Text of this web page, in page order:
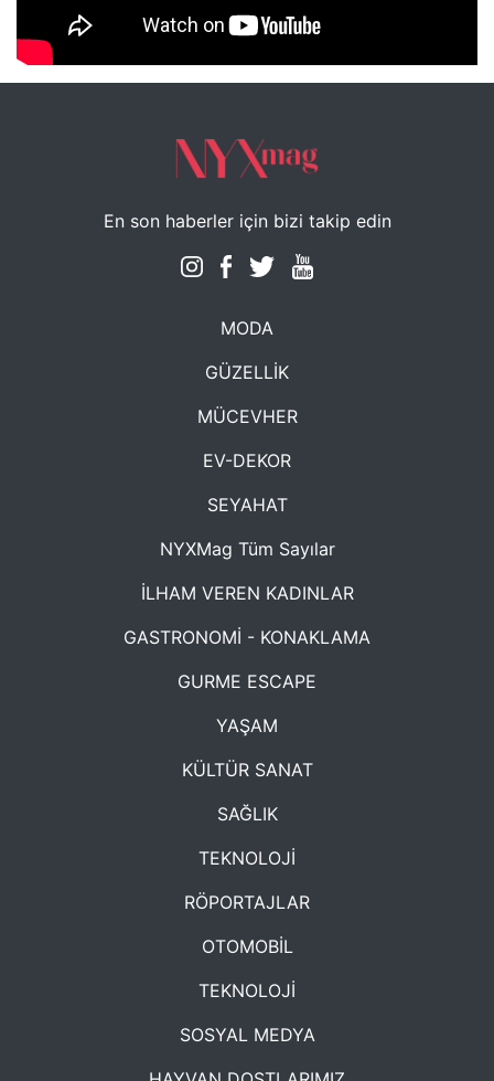
NYXmag 2. Yaş Kutlama Etkinliği
En son haberler için bizi takip edin
MODA
GÜZELLİK
MÜCEVHER
EV-DEKOR
SEYAHAT
NYXMag Tüm Sayılar
İLHAM VEREN KADINLAR
GASTRONOMİ - KONAKLAMA
GURME ESCAPE
YAŞAM
KÜLTÜR SANAT
SAĞLIK
TEKNOLOJİ
RÖPORTAJLAR
OTOMOBİL
TEKNOLOJİ
SOSYAL MEDYA